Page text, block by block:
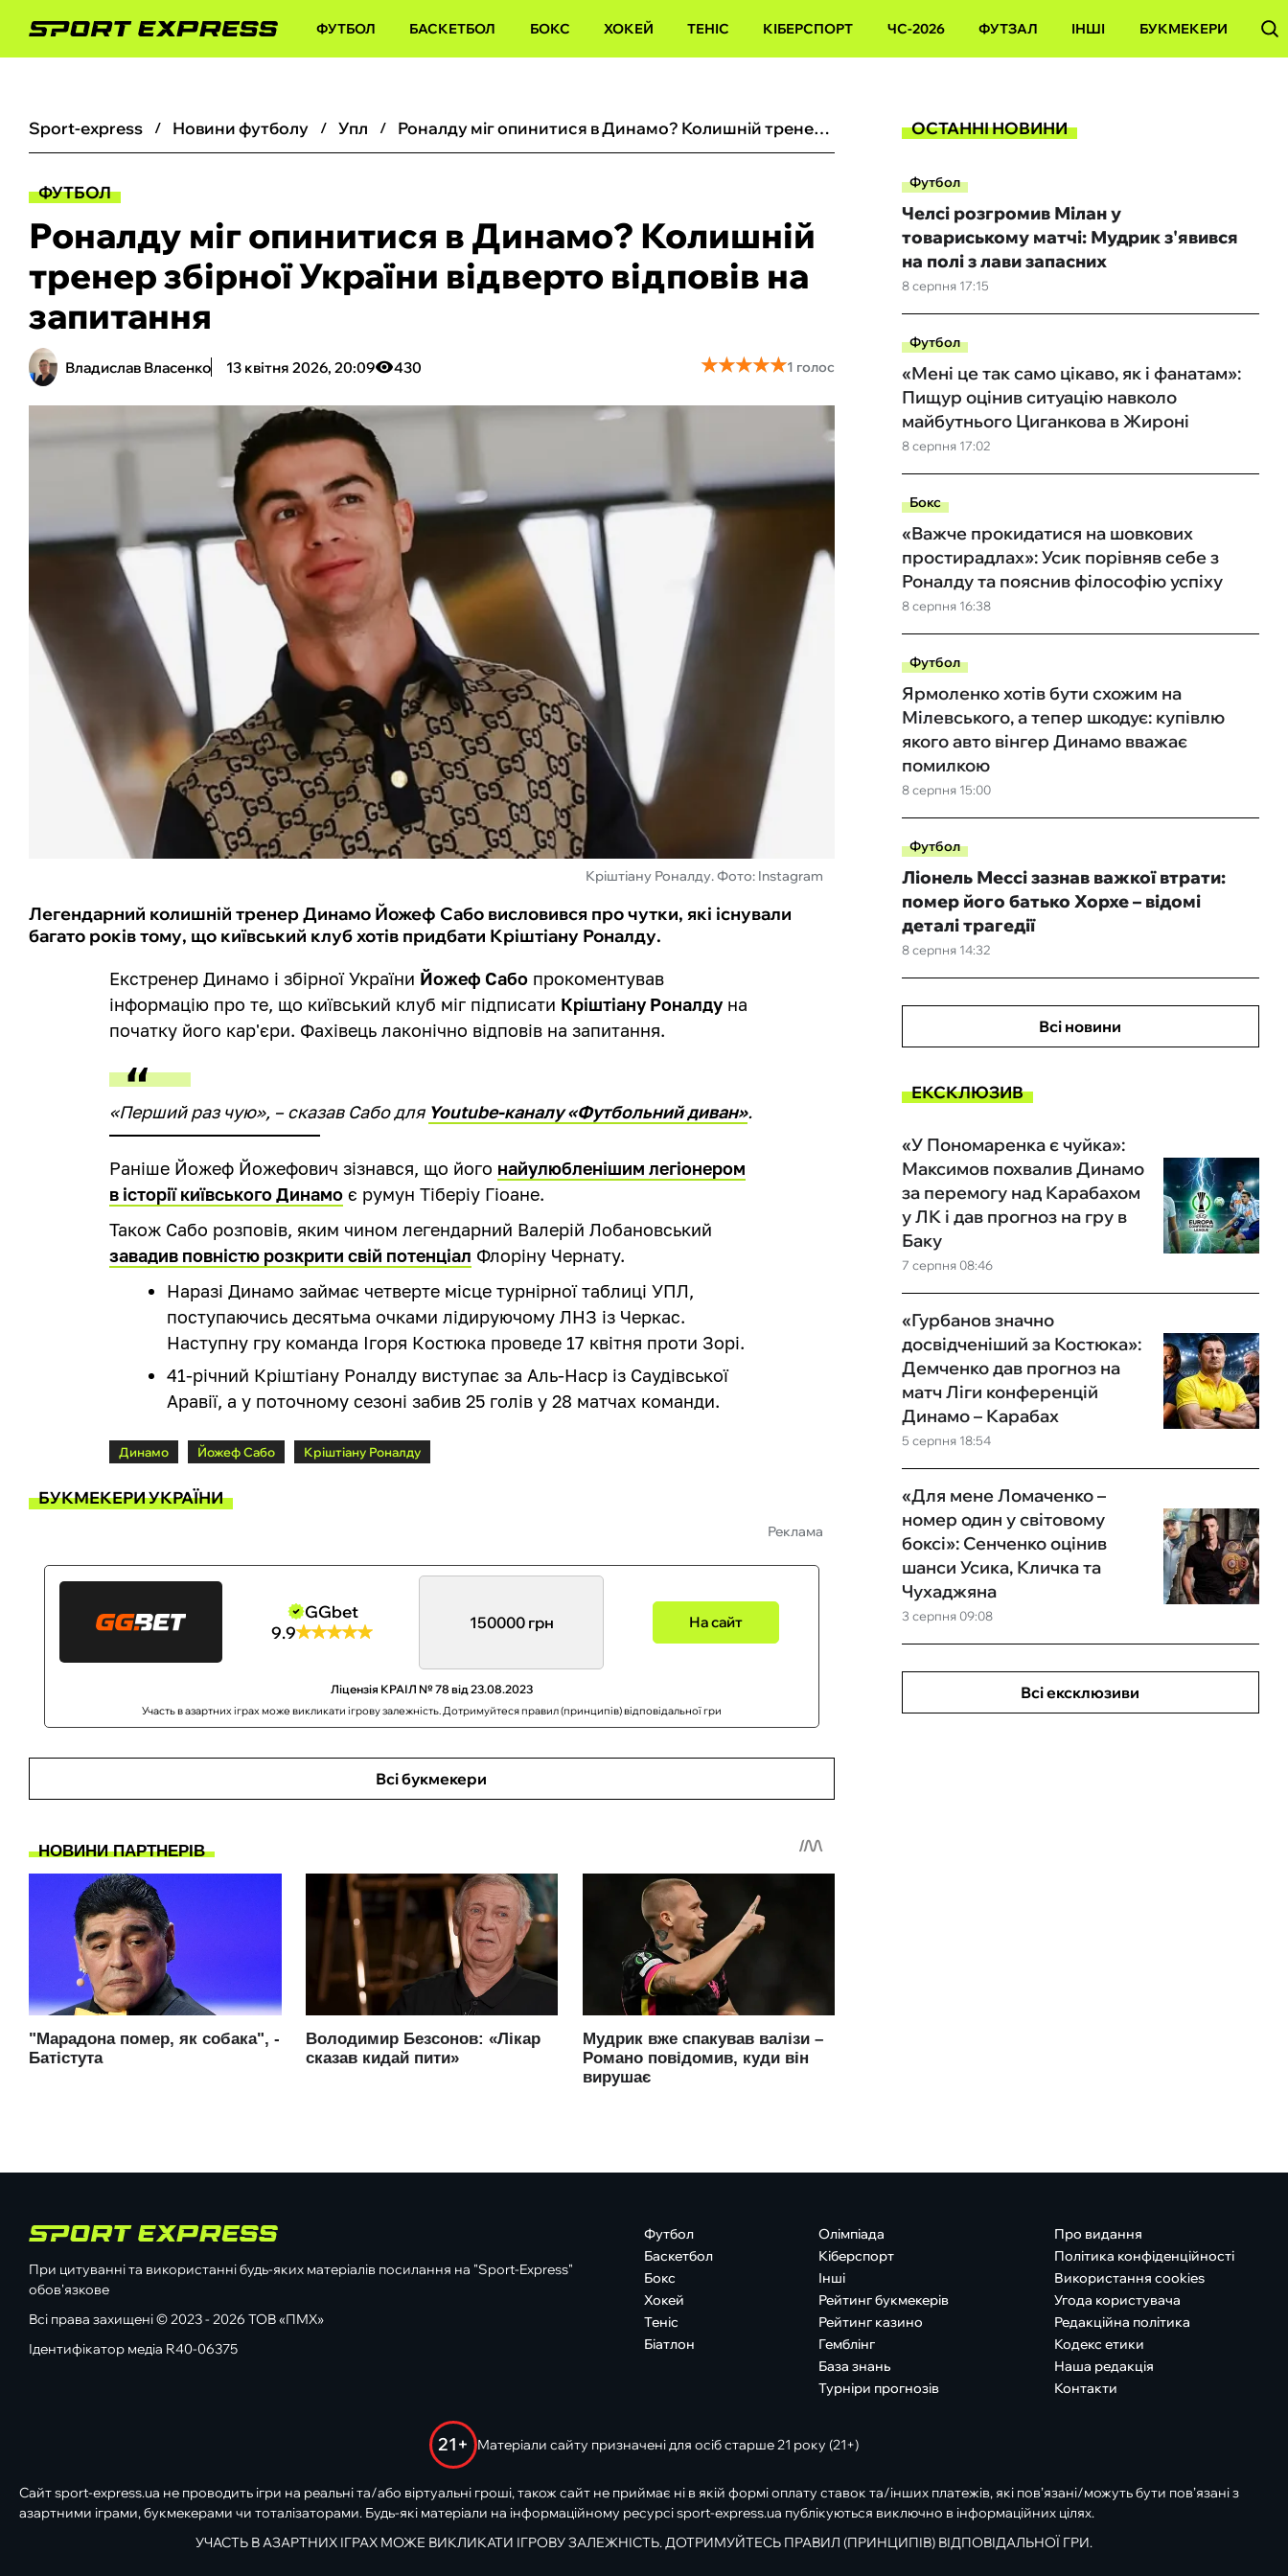
ФУТБОЛ БАСКЕТБОЛ БОКС ХОКЕЙ ТЕНІС КІБЕРСПОРТ ЧС-2026 ФУТЗАЛ ІНШІ БУКМЕКЕРИ
sport-express новини футболу упл Роналду міг опинитися в Динамо? Колишній тренер збірної України відверто відповів на запитання
ФУТБОЛ
Роналду міг опинитися в Динамо? Колишній
тренер збірної України відверто відповів на
запитання
Владислав Власенко 13 квітня 2026, 20:09 430 ★★★★★
★★★★★1 голос
Кріштіану Роналду. Фото: Instagram
Легендарний колишній тренер Динамо Йожеф Сабо висловився про чутки, які існували
багато років тому, що київський клуб хотів придбати Кріштіану Роналду.
Екстренер Динамо і збірної України Йожеф Сабо прокоментував
інформацію про те, що київський клуб міг підписати Кріштіану Роналдуна
початку його кар'єри. Фахівець лаконічно відповів на запитання.
«Перший раз чую», – сказав Сабо для Youtube-каналу «Футбольний диван».
Раніше Йожеф Йожефович зізнався, що його найулюбленішим легіонером
в історії київського Динамо є румун Тіберіу Гіоане.
Також Сабо розповів, яким чином легендарний Валерій Лобановський
завадив повністю розкрити свій потенціал Флоріну Чернату.
Наразі Динамо займає четверте місце турнірної таблиці УПЛ,
поступаючись десятьма очками лідируючому ЛНЗ із Черкас.
Наступну гру команда Ігоря Костюка проведе 17 квітня проти Зорі.
41-річний Кріштіану Роналду виступає за Аль-Наср із Саудівської
Аравії, а у поточному сезоні забив 25 голів у 28 матчах команди.
Динамо Йожеф Сабо Кріштіану Роналду
БУКМЕКЕРИ УКРАЇНИ
Реклама
GGbet
9.9
150000 грн На сайт
Ліцензія КРАІЛ № 78 від 23.08.2023
Участь в азартних іграх може викликати ігрову залежність. Дотримуйтеся правил (принципів) відповідальної гри
Всі букмекери
ОСТАННІ НОВИНИ
Футбол
8 серпня 17:15
Челсі розгромив Мілан у
товариському матчі: Мудрик з'явився
на полі з лави запасних
Футбол
8 серпня 17:02
«Мені це так само цікаво, як і фанатам»:
Пищур оцінив ситуацію навколо
майбутнього Циганкова в Жироні
Бокс
8 серпня 16:38
«Важче прокидатися на шовкових
простирадлах»: Усик порівняв себе з
Роналду та пояснив філософію успіху
Футбол
8 серпня 15:00
Ярмоленко хотів бути схожим на
Мілевського, а тепер шкодує: купівлю
якого авто вінгер Динамо вважає
помилкою
Футбол
8 серпня 14:32
Ліонель Мессі зазнав важкої втрати:
помер його батько Хорхе – відомі
деталі трагедії
Всі новини
ЕКСКЛЮЗИВ
7 серпня 08:46
«У Пономаренка є чуйка»:
Максимов похвалив Динамо
за перемогу над Карабахом
у ЛК і дав прогноз на гру в
Баку
5 серпня 18:54
«Гурбанов значно
досвідченіший за Костюка»:
Демченко дав прогноз на
матч Ліги конференцій
Динамо – Карабах
3 серпня 09:08
«Для мене Ломаченко –
номер один у світовому
боксі»: Сенченко оцінив
шанси Усика, Кличка та
Чухаджяна
Всі ексклюзиви
При цитуванні та використанні будь-яких матеріалів посилання на "Sport-Express"
обов'язкове
Всі права захищені © 2023 - 2026 ТОВ «ПМХ»
Ідентифікатор медіа R40-06375
Футбол
Баскетбол
Бокс
Хокей
Теніс
Біатлон
Олімпіада
Кіберспорт
Інші
Рейтинг букмекерів
Рейтинг казино
Гемблінг
База знань
Турніри прогнозів
Про видання
Політика конфіденційності
Використання cookies
Угода користувача
Редакційна політика
Кодекс етики
Наша редакція
Контакти
21+ Матеріали сайту призначені для осіб старше 21 року (21+)
Сайт sport-express.ua не проводить ігри на реальні та/або віртуальні гроші, також сайт не приймає ні в якій формі оплату ставок та/інших платежів, які пов’язані/можуть бути пов’язані з
азартними іграми, букмекерами чи тоталізаторами. Будь-які матеріали на інформаційному ресурсі sport-express.ua публікуються виключно в інформаційних цілях.
УЧАСТЬ В АЗАРТНИХ ІГРАХ МОЖЕ ВИКЛИКАТИ ІГРОВУ ЗАЛЕЖНІСТЬ. ДОТРИМУЙТЕСЬ ПРАВИЛ (ПРИНЦИПІВ) ВІДПОВІДАЛЬНОЇ ГРИ.